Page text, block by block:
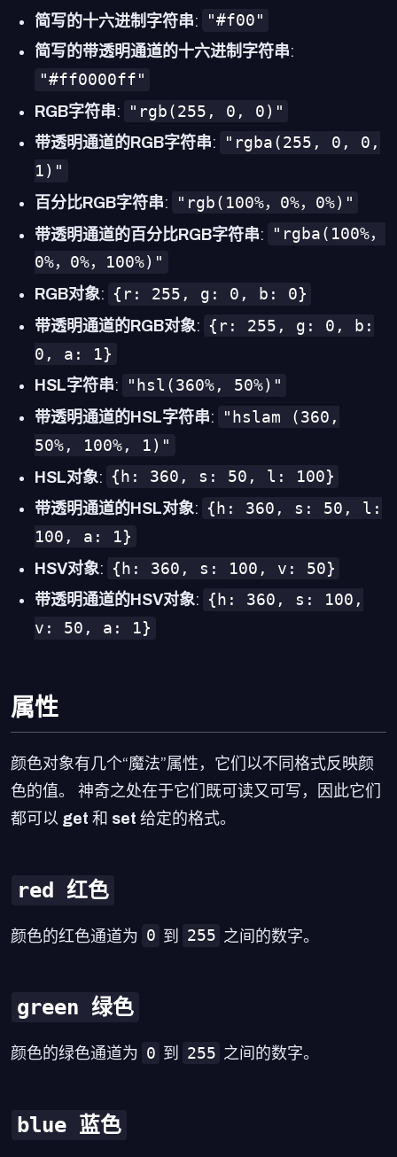
简写的十六进制字符串: "#f00"
简写的带透明通道的十六进制字符串:
"#ff0000ff"
RGB字符串: "rgb(255, 0, 0)"
带透明通道的RGB字符串:
"rgba(255, 0, 0,
1)"
百分比RGB字符串: "rgb(100%，0%，0%)"
带透明通道的百分比RGB字符串:
"rgba(100%，
0%，0%，100%)"
RGB对象: {r: 255, g: 0, b: 0}
带透明通道的RGB对象: {r: 255, g: 0, b:
0, a: 1}
HSL字符串: "hsl(360%, 50%)"
带透明通道的HSL字符串:
"hslam (360,
50%, 100%, 1)"
HSL对象: {h: 360, s: 50, l: 100}
带透明通道的HSL对象: {h: 360, s: 50, l:
100, a: 1}
HSV对象: {h: 360, s: 100, v: 50}
带透明通道的HSV对象: {h: 360, s: 100,
v: 50, a: 1}
属性
颜色对象有几个“魔法”属性，它们以不同格式反映颜
色的值。 神奇之处在于它们既可读又可写，因此它们
都可以 get 和 set 给定的格式。
red 红色
颜色的红色通道为 0 到 255 之间的数字。
green 绿色
颜色的绿色通道为 0 到 255 之间的数字。
blue 蓝色